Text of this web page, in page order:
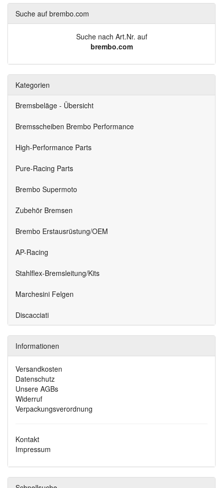
Suche auf brembo.com
Suche nach Art.Nr. auf
brembo.com
Kategorien
Bremsbeläge - Übersicht
Bremsscheiben Brembo Performance
High-Performance Parts
Pure-Racing Parts
Brembo Supermoto
Zubehör Bremsen
Brembo Erstausrüstung/OEM
AP-Racing
Stahlflex-Bremsleitung/Kits
Marchesini Felgen
Discacciati
Informationen
Versandkosten
Datenschutz
Unsere AGBs
Widerruf
Verpackungsverordnung
Kontakt
Impressum